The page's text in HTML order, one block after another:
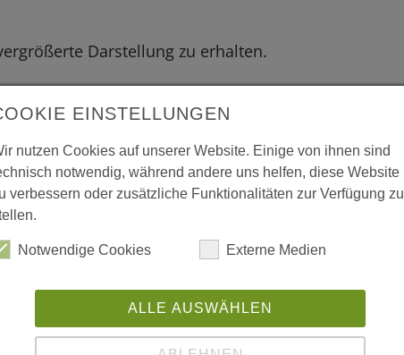
Darstellung zu erhalten.
EINSTELLUNGEN
nutzen Cookies auf unserer Website. Einige von ihnen sind
notwendig, während andere uns helfen, diese Website
verbessern oder zusätzliche Funktionalitäten zur Verfügung zu
Notwendige Cookies Externe Medien
ALLE AUSWÄHLEN